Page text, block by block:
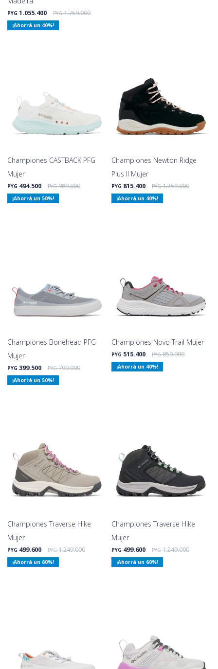
PYG 1.055.400 PYG 1.759.000
40
Championes CASTBACK PFG
Mujer
PYG 494.500 PYG 989.000
50
Championes Newton Ridge
Plus II Mujer
PYG 815.400 PYG 1.359.000
40
Championes Bonehead PFG
Mujer
PYG 399.500 PYG 799.000
50
Championes Novo Trail Mujer
PYG 515.400 PYG 859.000
40
Championes Traverse Hike
Mujer
PYG 499.600 PYG 1.249.000
60
Championes Traverse Hike
Mujer
PYG 499.600 PYG 1.249.000
60